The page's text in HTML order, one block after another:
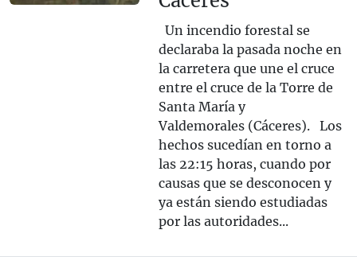
Un incendio forestal se
declaraba la pasada noche en
la carretera que une el cruce
entre el cruce de la Torre de
Santa María y
Valdemorales (Cáceres). Los
hechos sucedían en torno a
las 22:15 horas, cuando por
causas que se desconocen y
ya están siendo estudiadas
por las autoridades...